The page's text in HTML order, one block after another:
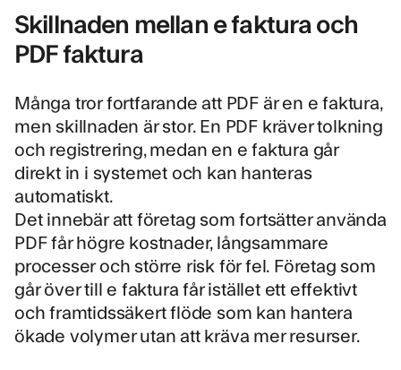
Skillnaden mellan e faktura och
PDF faktura
Många tror fortfarande att PDF är en e faktura,
men skillnaden är stor. En PDF kräver tolkning
och registrering, medan en e faktura går
direkt in i systemet och kan hanteras
automatiskt.
Det innebär att företag som fortsätter använda
PDF får högre kostnader, långsammare
processer och större risk för fel. Företag som
går över till e faktura får istället ett effektivt
och framtidssäkert flöde som kan hantera
ökade volymer utan att kräva mer resurser.